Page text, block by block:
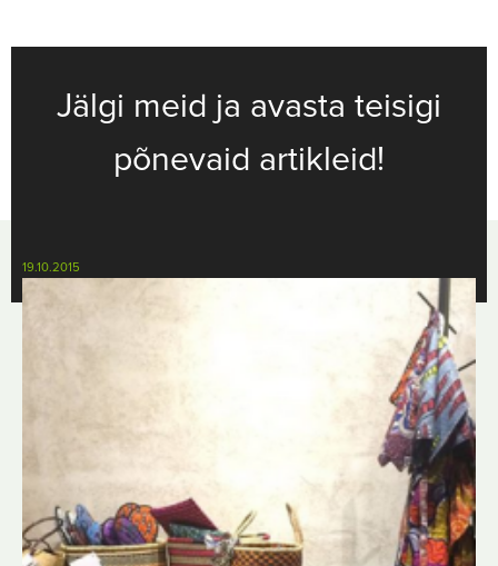
Jälgi meid ja avasta teisigi
põnevaid artikleid!
19.10.2015